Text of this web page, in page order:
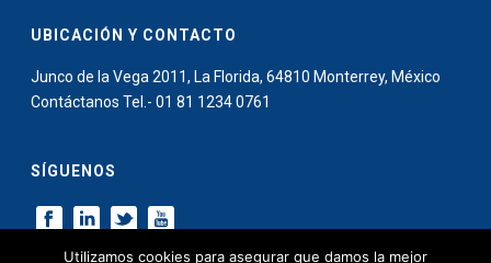
UBICACIÓN Y CONTACTO
Junco de la Vega 2011, La Florida, 64810 Monterrey, México
Contáctanos Tel.- 01 81 1234 0761
SÍGUENOS
Utilizamos cookies para asegurar que damos la mejor